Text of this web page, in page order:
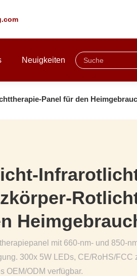
Neuigkeiten
Panel für den
mit 660-nm- und 850-
300x 5W LEDs, CE/RoHS/FCC
OEM/ODM verfügbar.